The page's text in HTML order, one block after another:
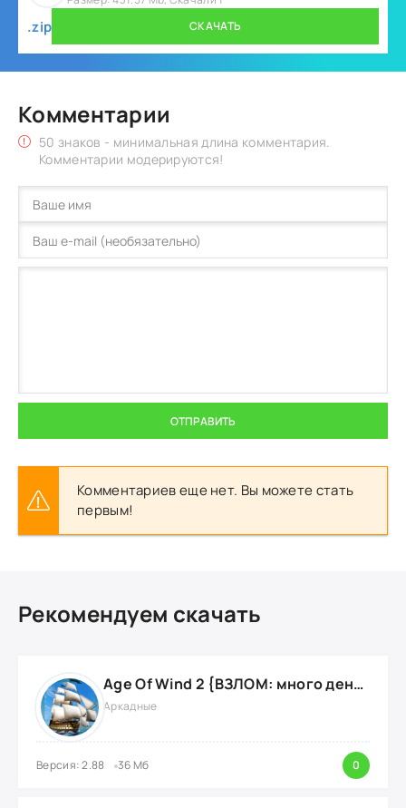
.zip СКАЧАТЬ
Комментарии
50 знаков - минимальная длина комментария.
Комментарии модерируются!
ОТПРАВИТЬ
Комментариев еще нет. Вы можете стать
первым!
Рекомендуем скачать
Age Of Wind 2 {ВЗЛОМ: много денег}
Аркадные
Версия: 2.88 36 Мб 0